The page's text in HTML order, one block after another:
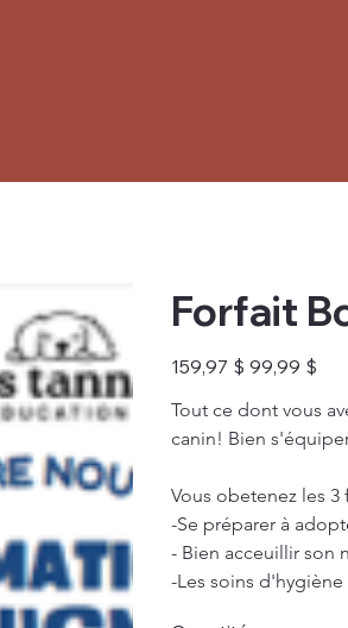
Forfait
Prix
d’origine
159,97 $
Prix
promotionnel
99,99 $
Tout ce dont vous
canin! Bien
Vous obetenez les 3
-Se préparer à
- Bien acceuillir son
-Les soins d'hygiène